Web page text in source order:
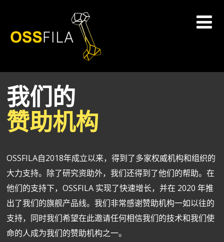
我们的
赞助机构
OSSFILA自2018年成立以来，得到了多家权威机构和组织的
大力支持。除了研究资助外，我们还得到了他们的帮助。在
他们的支持下，OSSFILA 实现了快速增长，并在 2020 年推
出了我们的旗舰产品线。我们非常感谢赞助机构一如以往的
支持，同时我们希望在此邀请任何相信我们的技术和我们使
命的人成为我们的赞助机构之一。